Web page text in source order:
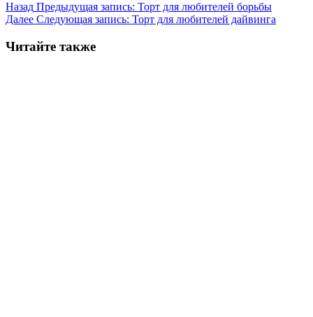
Назад Предыдущая запись: Торт для любителей борьбы
Далее Следующая запись: Торт для любителей дайвинга
Читайте также